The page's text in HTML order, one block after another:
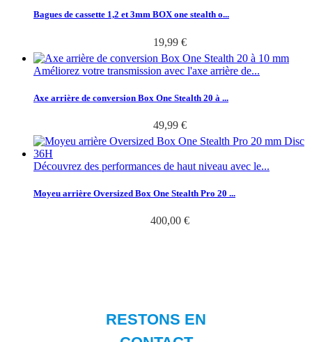
Bagues de cassette 1,2 et 3mm BOX one stealth o...
19,99 €
Améliorez votre transmission avec l'axe arrière de...
Axe arrière de conversion Box One Stealth 20 à ...
49,99 €
Découvrez des performances de haut niveau avec le...
Moyeu arrière Oversized Box One Stealth Pro 20 ...
400,00 €